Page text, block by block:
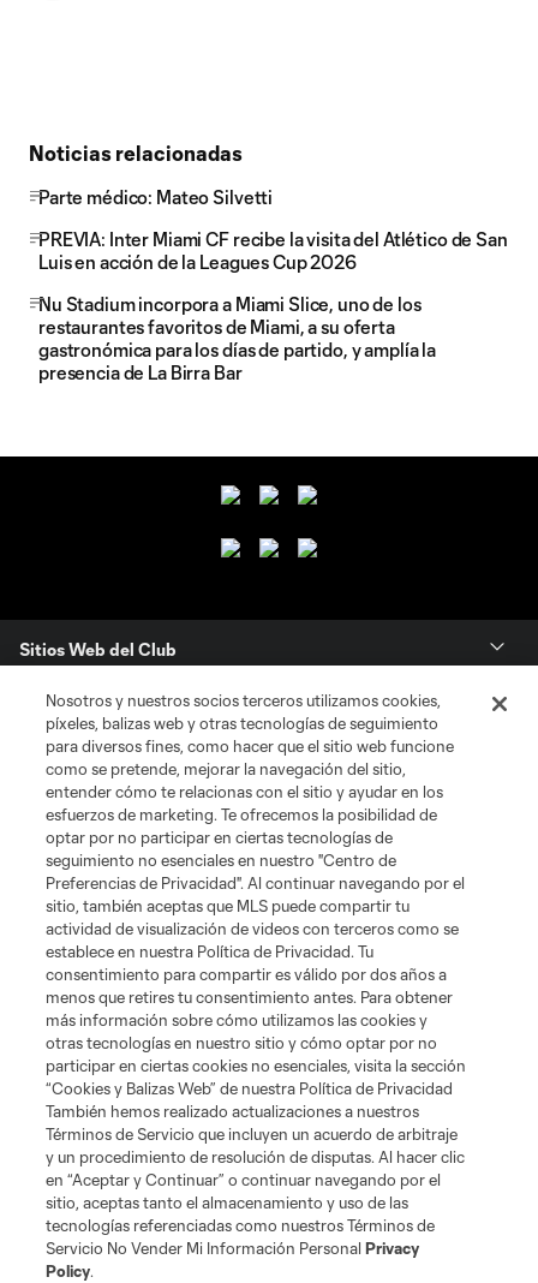
Noticias relacionadas
Parte médico: Mateo Silvetti
PREVIA: Inter Miami CF recibe la visita del Atlético de San
Luis en acción de la Leagues Cup 2026
Nu Stadium incorpora a Miami Slice, uno de los
restaurantes favoritos de Miami, a su oferta
gastronómica para los días de partido, y amplía la
presencia de La Birra Bar
Sitios Web del Club
Club
Tickets
News
MLSSOCCER.COM
Terminos de servicio
Politica de privacidad
Do Not Sell or Share My Personal Information
Cookies Settings
©2026 MLS. The Major League Soccer and MLS name and shield are
registered trademarks of Major League Soccer, L.L.C. (“MLS”). The names
and logos of MLS teams are registered and/or common law trademarks of
MLS or are used with the permission of their owners. Any unauthorized use
is forbidden.
Nosotros y nuestros socios terceros utilizamos cookies,
píxeles, balizas web y otras tecnologías de seguimiento
para diversos fines, como hacer que el sitio web funcione
como se pretende, mejorar la navegación del sitio,
entender cómo te relacionas con el sitio y ayudar en los
esfuerzos de marketing. Te ofrecemos la posibilidad de
optar por no participar en ciertas tecnologías de
seguimiento no esenciales en nuestro "Centro de
Preferencias de Privacidad". Al continuar navegando por el
sitio, también aceptas que MLS puede compartir tu
actividad de visualización de videos con terceros como se
establece en nuestra Política de Privacidad. Tu
consentimiento para compartir es válido por dos años a
menos que retires tu consentimiento antes. Para obtener
más información sobre cómo utilizamos las cookies y
otras tecnologías en nuestro sitio y cómo optar por no
participar en ciertas cookies no esenciales, visita la sección
“Cookies y Balizas Web” de nuestra Política de Privacidad
También hemos realizado actualizaciones a nuestros
Términos de Servicio que incluyen un acuerdo de arbitraje
y un procedimiento de resolución de disputas. Al hacer clic
en “Aceptar y Continuar” o continuar navegando por el
sitio, aceptas tanto el almacenamiento y uso de las
tecnologías referenciadas como nuestros Términos de
Servicio No Vender Mi Información PersonalPrivacy
Policy.